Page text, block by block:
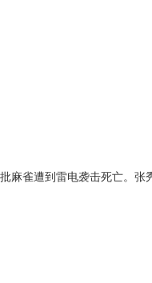
麻雀遭到雷电袭击死亡。张